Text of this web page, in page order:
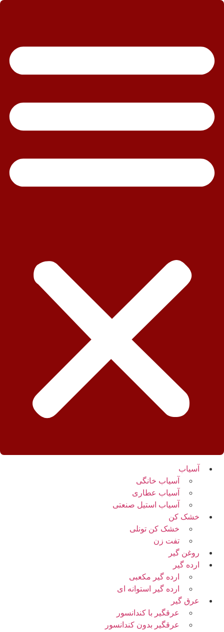
پرش
آسیاب
آسیاب خانگی
آسیاب عطاری
آسیاب استیل صنعتی
خشک کن
خشک کن تونلی
تفت زن
روغن گیر
ارده گیر
ارده گیر مکعبی
ارده گیر استوانه ای
عرق گیر
عرقگیر با کندانسور
عرقگیر بدون کندانسور